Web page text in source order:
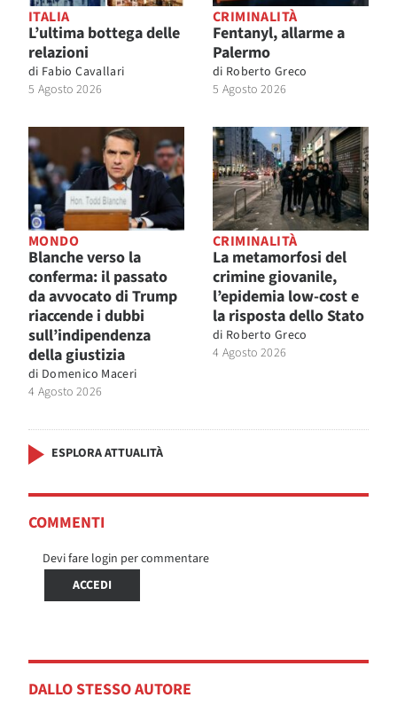
ITALIA
L’ultima bottega delle
relazioni
di Fabio Cavallari
5 Agosto 2026
CRIMINALITÀ
Fentanyl, allarme a
Palermo
di Roberto Greco
5 Agosto 2026
MONDO
Blanche verso la
conferma: il passato
da avvocato di Trump
riaccende i dubbi
sull’indipendenza
della giustizia
di Domenico Maceri
4 Agosto 2026
CRIMINALITÀ
La metamorfosi del
crimine giovanile,
l’epidemia low-cost e
la risposta dello Stato
di Roberto Greco
4 Agosto 2026
ESPLORA ATTUALITÀ
COMMENTI
Devi fare login per commentare
ACCEDI
DALLO STESSO AUTORE